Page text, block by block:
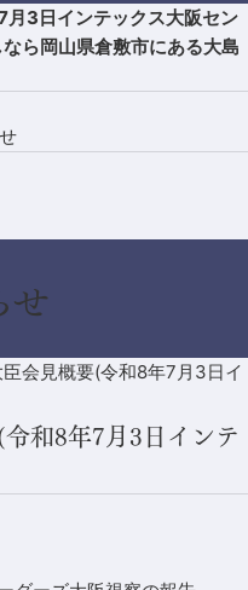
3日インテックス大阪セン
ら岡山県倉敷市にある大島
せ
会見概要(令和8年7月3日イ
和8年7月3日インテ